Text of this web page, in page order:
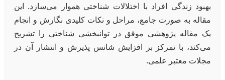
بهبود زندگی افراد با اختلالات شناختی هموار می‌سازد. این
مقاله به صورت جامع، مراحل و نکات کلیدی نگارش و انجام
یک مقاله پژوهشی موفق در توانبخشی شناختی را تشریح
می‌کند، با تمرکز بر افزایش شانس پذیرش و انتشار آن در
مجلات معتبر علمی.